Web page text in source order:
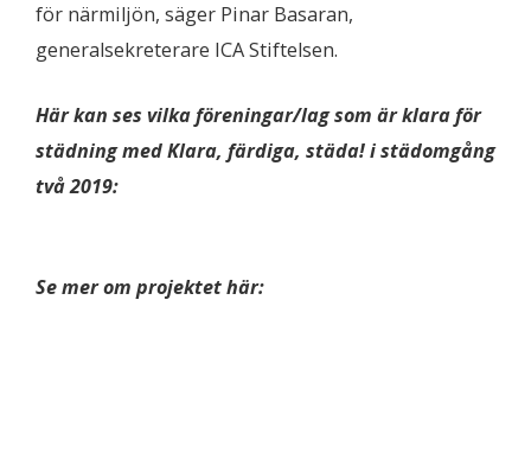
för närmiljön, säger Pinar Basaran,
generalsekreterare ICA Stiftelsen.
Här kan ses vilka föreningar/lag som är klara för
städning med Klara, färdiga, städa! i städomgång
två 2019:
Se mer om projektet här: